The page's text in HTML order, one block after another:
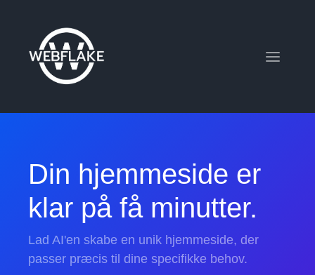
Din hjemmeside er
klar på få minutter.
Lad AI'en skabe en unik hjemmeside, der
passer præcis til dine specifikke behov.